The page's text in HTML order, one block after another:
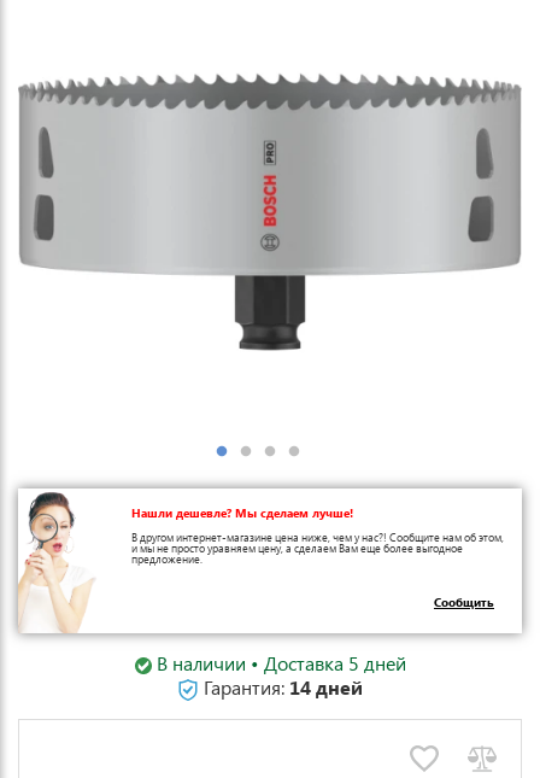
Нашли дешевле? Мы сделаем лучше!
В другом интернет-магазине цена ниже, чем у нас?! Сообщите нам об этом,
и мы не просто уравняем цену, а сделаем Вам еще более выгодное
предложение.
Сообщить
В наличии • Доставка 5 дней
Гарантия: 14 дней